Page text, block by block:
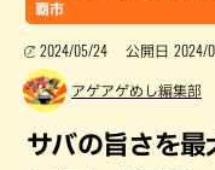
覇市
2024/05/24 公開日 2024/
アゲアゲめし編集部
サバの旨さを